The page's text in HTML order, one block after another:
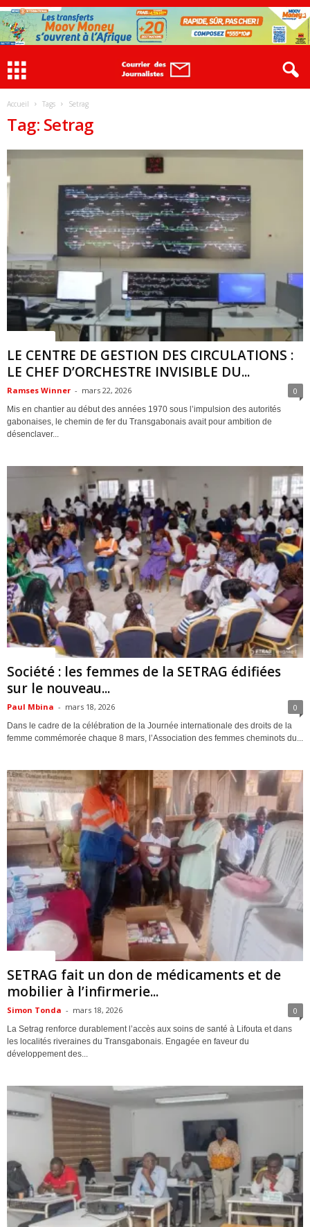
Accueil Tags Setrag
Tag: Setrag
LE CENTRE DE GESTION DES CIRCULATIONS :
LE CHEF D’ORCHESTRE INVISIBLE DU...
Ramses Winner - mars 22, 2026 0
Mis en chantier au début des années 1970 sous l’impulsion des autorités
gabonaises, le chemin de fer du Transgabonais avait pour ambition de
désenclaver...
Société : les femmes de la SETRAG édifiées
sur le nouveau...
Paul Mbina - mars 18, 2026 0
Dans le cadre de la célébration de la Journée internationale des droits de la
femme commémorée chaque 8 mars, l’Association des femmes cheminots du...
SETRAG fait un don de médicaments et de
mobilier à l’infirmerie...
Simon Tonda - mars 18, 2026 0
La Setrag renforce durablement l’accès aux soins de santé à Lifouta et dans
les localités riveraines du Transgabonais. Engagée en faveur du
développement des...